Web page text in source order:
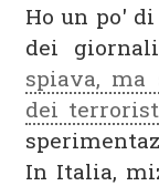
Ho un po'
dei
spiava,
dei
In Italia,